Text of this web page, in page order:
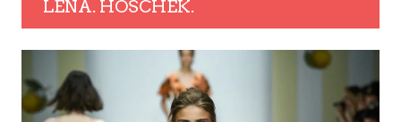
LENA. HOSCHEK.